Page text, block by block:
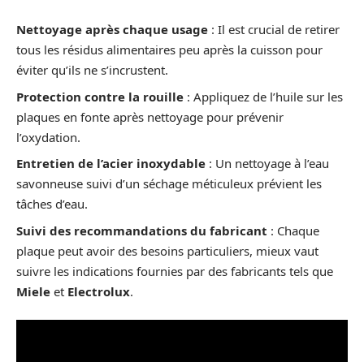
Nettoyage après chaque usage : Il est crucial de retirer
tous les résidus alimentaires peu après la cuisson pour
éviter qu’ils ne s’incrustent.
Protection contre la rouille : Appliquez de l’huile sur les
plaques en fonte après nettoyage pour prévenir
l’oxydation.
Entretien de l’acier inoxydable : Un nettoyage à l’eau
savonneuse suivi d’un séchage méticuleux prévient les
tâches d’eau.
Suivi des recommandations du fabricant : Chaque
plaque peut avoir des besoins particuliers, mieux vaut
suivre les indications fournies par des fabricants tels que
Miele et Electrolux.